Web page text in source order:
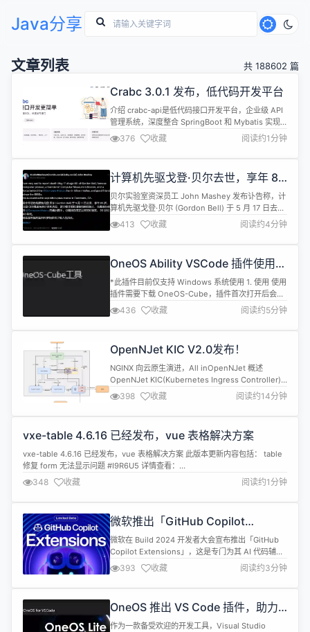
Java分享
文章列表 共 188602 篇
Crabc 3.0.1 发布，低代码开发平台
介绍 crabc-api是低代码接口开发平台，企业级 API
管理系统，深度整合 SpringBoot 和 Mybatis 实现
动态数据源和动态 SQL。 支持接入（mysql、
oracle、postgresql、sqlserver、达梦、TiDB、
es）等 SQL 或 / NoSQL 数据源， 在编辑框内编写
376 收藏 阅读约1分钟
计算机先驱戈登·贝尔去世，享年 89
岁
贝尔实验室资深员工 John Mashey 发布讣告称，计
算机先驱戈登·贝尔 (Gordon Bell) 于 5 月 17 日去
世，享年 89 岁。 “我非常悲痛地宣布，著名的计算
机先驱、波士顿计算机博物馆的创始人、硅谷
@ComputerHistory 的推动者、自 1980 年代以来
岁...
413 收藏 阅读约4分钟
OneOS Ability VSCode 插件使用手
册
*此插件目前仅支持 Windows 系统使用 1. 使用 使用
插件需要下载 OneOS-Cube，插件首次打开后会在
VSCode 右下角展示下载弹窗 点击"下载"，开始下
载 OneOS-Cube 工具，默认下载最新版本 下载完
成后，如未在 VSCode 中打开任何项目则可以左侧
开快速开始页面，或点击"打开工程...
436 收藏 阅读约5分钟
OpenNJet KIC V2.0发布！
NGINX 向云原生演进，All inOpenNJet 概述
OpenNJet KIC(Kubernetes Ingress Controller)
基于OpenNJet proxy的动态特性、高性能实现。弥
补nginx 在云原生场景中应用的不足。提供了丰富的
流量管理能力，如动态location、host/path路由、
398 收藏 阅读约14分钟
vxe-table 4.6.16 已经发布，vue 表格解决方案
vxe-table 4.6.16 已经发布，vue 表格解决方案 此版本更新内容包括： table
修复 form 无法显示问题 #I9R6U5 详情查看：
https://gitee.com/xuliangzhan_admin/vxe-table/releases/4.6.16
348 收藏 阅读约1分钟
微软推出「GitHub Copilot
Extensions」
微软在 Build 2024 开发者大会宣布推出「GitHub
Copilot Extensions」，这是专门为其 AI 代码辅助
工具 GitHub Copilot 打造的全新能力。 官方介绍
称，「GitHub Copilot Extensions」提供了将开发
者工具和服务集成到 Copilot Chat 的生态。通过各
393 收藏 阅读约3分钟
OneOS 推出 VS Code 插件，助力
开发者高效开发！
作为一款备受欢迎的开发工具，Visual Studio